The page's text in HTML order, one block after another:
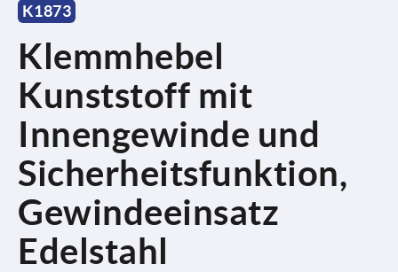
K1873
Klemmhebel
Kunststoff mit
Innengewinde und
Sicherheitsfunktion,
Gewindeeinsatz
Edelstahl